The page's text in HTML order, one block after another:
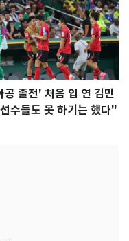
공 졸전' 처음 입 연 김민
수들도 못 하기는 했다"